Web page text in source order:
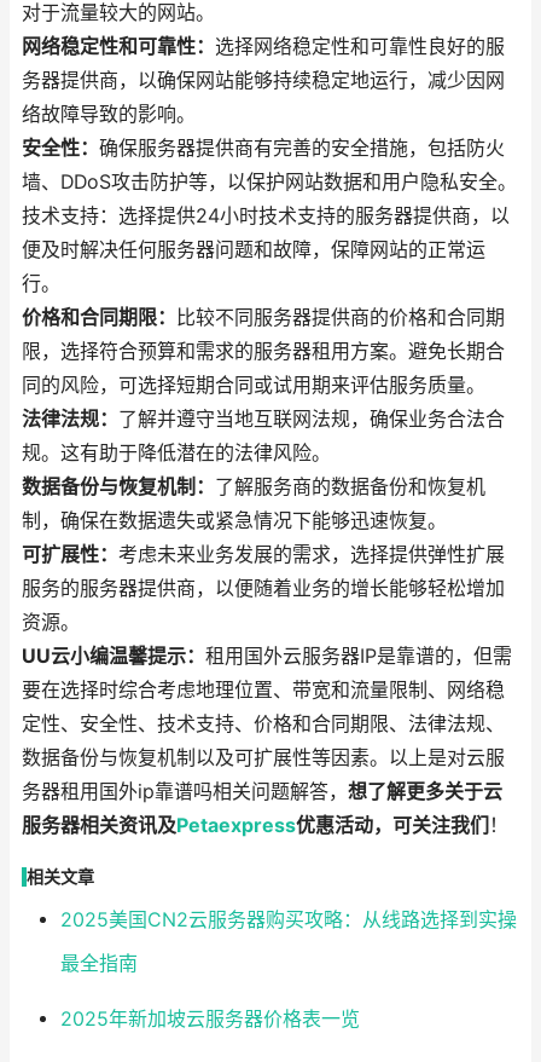
对于流量较大的网站。
网络稳定性和可靠性： 选择网络稳定性和可靠性良好的服
务器提供商，以确保网站能够持续稳定地运行，减少因网
络故障导致的影响。
安全性： 确保服务器提供商有完善的安全措施，包括防火
墙、DDoS攻击防护等，以保护网站数据和用户隐私安全。
技术支持：选择提供24小时技术支持的服务器提供商，以
便及时解决任何服务器问题和故障，保障网站的正常运
行。
价格和合同期限：
比较不同服务器提供商的价格和合同期
限，选择符合预算和需求的服务器租用方案。避免长期合
同的风险，可选择短期合同或试用期来评估服务质量。
法律法规： 了解并遵守当地互联网法规，确保业务合法合
规。这有助于降低潜在的法律风险。
数据备份与恢复机制： 了解服务商的数据备份和恢复机
制，确保在数据遗失或紧急情况下能够迅速恢复。
可扩展性： 考虑未来业务发展的需求，选择提供弹性扩展
服务的服务器提供商，以便随着业务的增长能够轻松增加
资源。
UU云小编温馨提示： 租用国外云服务器IP是靠谱的，但需
要在选择时综合考虑地理位置、带宽和流量限制、网络稳
定性、安全性、技术支持、价格和合同期限、法律法规、
数据备份与恢复机制以及可扩展性等因素。以上是对云服
务器租用国外ip靠谱吗相关问题解答， 想了解更多关于云
服务器相关资讯及Petaexpress优惠活动，可关注我们 ！
相关文章
2025美国CN2云服务器购买攻略：从线路选择到实操
最全指南
2025年新加坡云服务器价格表一览